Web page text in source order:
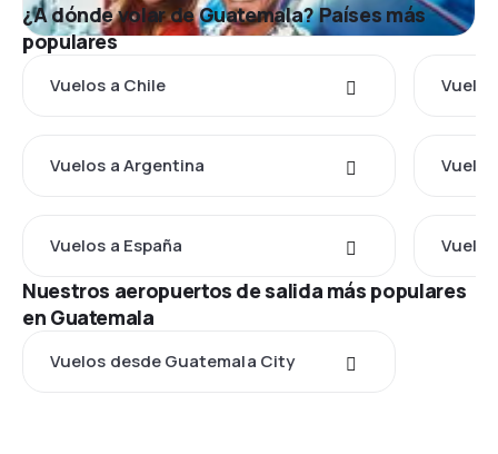
¿A dónde volar de Guatemala? Países más
populares
Vuelos a Chile
Vuelos a Argentina
Vuelos a España
Nuestros aeropuertos de salida más populares
en Guatemala
Vuelos desde Guatemala City